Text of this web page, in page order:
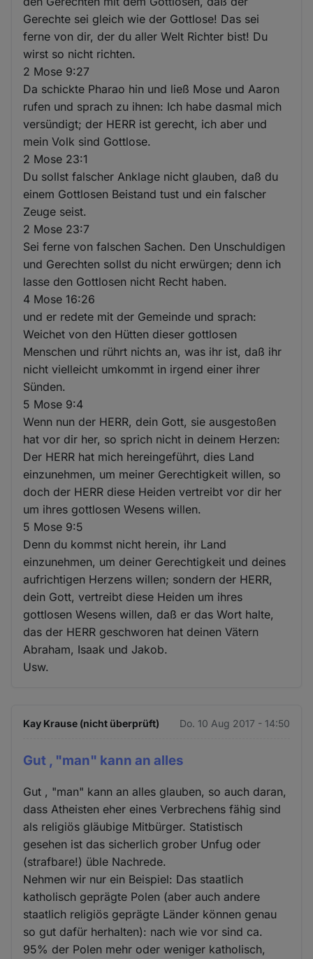
Gerechte sei gleich wie der Gottlose! Das sei
ferne von dir, der du aller Welt Richter bist! Du
wirst so nicht richten.
2 Mose 9:27
Da schickte Pharao hin und ließ Mose und Aaron
rufen und sprach zu ihnen: Ich habe dasmal mich
versündigt; der HERR ist gerecht, ich aber und
mein Volk sind Gottlose.
2 Mose 23:1
Du sollst falscher Anklage nicht glauben, daß du
einem Gottlosen Beistand tust und ein falscher
Zeuge seist.
2 Mose 23:7
Sei ferne von falschen Sachen. Den Unschuldigen
und Gerechten sollst du nicht erwürgen; denn ich
lasse den Gottlosen nicht Recht haben.
4 Mose 16:26
und er redete mit der Gemeinde und sprach:
Weichet von den Hütten dieser gottlosen
Menschen und rührt nichts an, was ihr ist, daß ihr
nicht vielleicht umkommt in irgend einer ihrer
Sünden.
5 Mose 9:4
Wenn nun der HERR, dein Gott, sie ausgestoßen
hat vor dir her, so sprich nicht in deinem Herzen:
Der HERR hat mich hereingeführt, dies Land
einzunehmen, um meiner Gerechtigkeit willen, so
doch der HERR diese Heiden vertreibt vor dir her
um ihres gottlosen Wesens willen.
5 Mose 9:5
Denn du kommst nicht herein, ihr Land
einzunehmen, um deiner Gerechtigkeit und deines
aufrichtigen Herzens willen; sondern der HERR,
dein Gott, vertreibt diese Heiden um ihres
gottlosen Wesens willen, daß er das Wort halte,
das der HERR geschworen hat deinen Vätern
Abraham, Isaak und Jakob.
Usw.
Kay Krause (nicht überprüft) Do. 10 Aug 2017 - 14:50
Gut , "man" kann an alles
Gut , "man" kann an alles glauben, so auch daran,
dass Atheisten eher eines Verbrechens fähig sind
als religiös gläubige Mitbürger. Statistisch
gesehen ist das sicherlich grober Unfug oder
(strafbare!) üble Nachrede.
Nehmen wir nur ein Beispiel: Das staatlich
katholisch geprägte Polen (aber auch andere
staatlich religiös geprägte Länder können genau
so gut dafür herhalten): nach wie vor sind ca.
95% der Polen mehr oder weniger katholisch,